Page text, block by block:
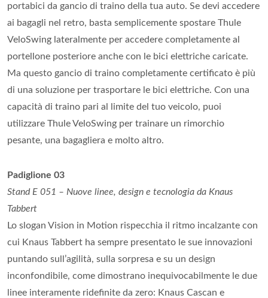
portabici da gancio di traino della tua auto. Se devi accedere
ai bagagli nel retro, basta semplicemente spostare Thule
VeloSwing lateralmente per accedere completamente al
portellone posteriore anche con le bici elettriche caricate.
Ma questo gancio di traino completamente certificato è più
di una soluzione per trasportare le bici elettriche. Con una
capacità di traino pari al limite del tuo veicolo, puoi
utilizzare Thule VeloSwing per trainare un rimorchio
pesante, una bagagliera e molto altro.
Padiglione 03
Stand E 051 – Nuove linee, design e tecnologia da Knaus
Tabbert
Lo slogan Vision in Motion rispecchia il ritmo incalzante con
cui Knaus Tabbert ha sempre presentato le sue innovazioni
puntando sull’agilità, sulla sorpresa e su un design
inconfondibile, come dimostrano inequivocabilmente le due
linee interamente ridefinite da zero: Knaus Cascan e